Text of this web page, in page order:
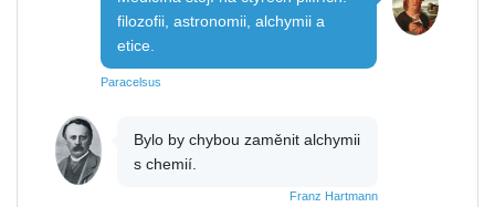
filozofii, astronomii, alchymii a
etice.
Paracelsus
Bylo by chybou zaměnit alchymii
s chemií.
Franz Hartmann